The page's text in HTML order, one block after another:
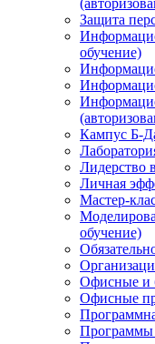
Защита
обучение)
Кампус Б-
Лидерство
Личная
Мастер-
обучение)
Офисные и
Офисные